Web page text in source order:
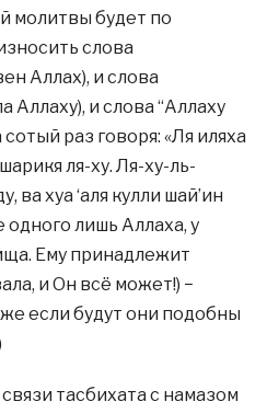
молитвы будет по
слова
Аллах), и слова
Аллаху), и слова “Аллаху
раз говоря: «Ля иляха
ля-ху. Ля-ху-ль-
ва хуа ‘аля кулли шай’ин
одного лишь Аллаха, у
Ему принадлежит
и Он всё может!) −
если будут они подобны
тасбихата с намазом